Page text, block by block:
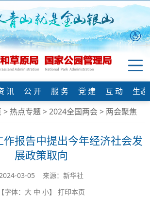
讯 公 开 服 务 党 建 互 动
生
> 热点专题>2024全国两会 > 两会聚焦
作报告中提出今年经济社会发
展政策取向
03-05 来源：新华社
【字体： 大 中 小】 打印本页